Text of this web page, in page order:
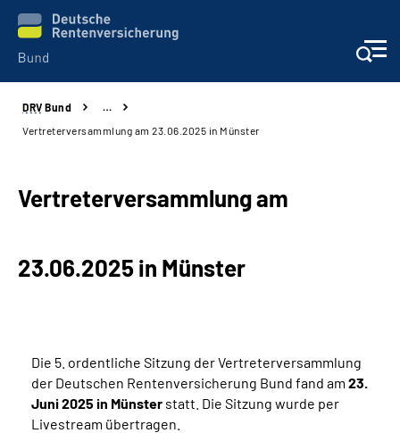
Beratung & Kontakt
Karriere
Online-Services
Inhalte in Gebärdensprache (DGS)
DRV Bund
…
Vertreterversammlung am 23.06.2025 in Münster
Vertreterversammlung am
23.06.2025 in Münster
Die 5. ordentliche Sitzung der Vertreterversammlung
der Deutschen Rentenversicherung Bund fand am 23.
Juni 2025 in Münster statt. Die Sitzung wurde per
Livestream übertragen.